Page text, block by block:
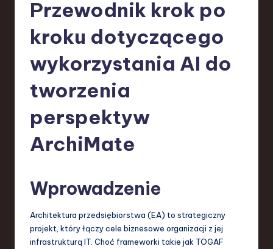
d
Przewodnik krok po
kroku dotyczącego
wykorzystania AI do
tworzenia
perspektyw
ArchiMate
Wprowadzenie
Architektura przedsiębiorstwa (EA) to strategiczny
projekt, który łączy cele biznesowe organizacji z jej
infrastrukturą IT. Choć frameworki takie jak TOGAF